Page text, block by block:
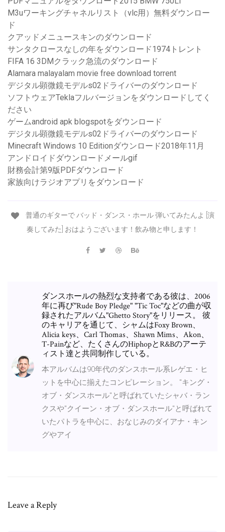
M3uワーキングチャネルリスト（vlc用）無料ダウンロー
ド
クアッドメニュースキンのダウンロード
サンタクロースなしの年をダウンロード1974トレント
FIFA 16 3DMクラック急流のダウンロード
Alamara malayalam movie free download torrent
デジタル顕微鏡モデルs02ドライバーのダウンロード
ソフトウェアTeklaフルバージョンをダウンロードしてく
ださい
ゲームandroid apk blogspotをダウンロード
デジタル顕微鏡モデルs02ドライバーのダウンロード
Minecraft Windows 10 Editionダウンロード2018年11月
アンドロイドダウンロードメールgif
財務会計第9版PDFダウンロード
家族向けラジオアプリをダウンロード
普通のギターで バッド・ダンス・ホール 弾いてみたんよ [演
奏してみた] おはようございます！飲み物と申します！
ダンスホールの熱烈な支持者である彼は、2006
年に再び"Rude Boy Pledge" "Tic Toc"などの曲が収
録されたアルバム"Ghetto Story"をリリース。 彼
のキャリアを通じて、シャムはFoxy Brown、
Alicia keys、Carl Thomas、Shawn Mims、Akon、
T-Painなど、たくさんのHiphopとR&Bのアーテ
ィスト達と共同制作している。
本アルバムは90年代のダンスホール系レゲエ・ヒ
ットを中心に揃えたコンピレーション。 "キング・
オブ・ダンスホール"と呼ばれていたシャバ・ラン
クスや"クイーン・オブ・ダンスホール"と呼ばれて
いたパトラを中心に、おなじみのダイアナ・キン
グやアイ
Leave a Reply